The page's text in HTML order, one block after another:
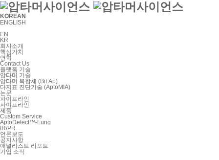
KOREAN
ENGLISH
EN
KR
회사소개
핵심가치
연혁
Contact Us
플랫폼 기술
압타머 기술
압타머 복합체 (BiFAp)
다지표 진단기술 (AptoMIA)
논문
파이프라인
파이프라인
제품
Custom Service
AptoDetect™-Lung
IR/PR
언론보도
공지사항
애널리스트 리포트
기업 소식